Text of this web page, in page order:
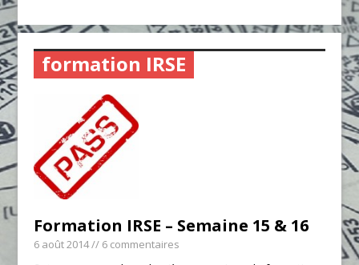
formation IRSE
Formation IRSE – Semaine 15 & 16
6 août 2014// 6 commentaires